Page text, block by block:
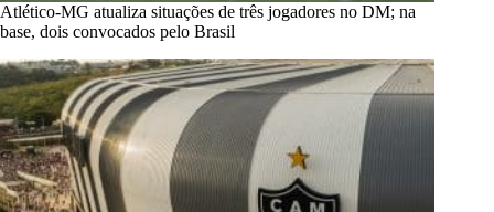
Atlético-MG atualiza situações de três jogadores no DM; na
base, dois convocados pelo Brasil